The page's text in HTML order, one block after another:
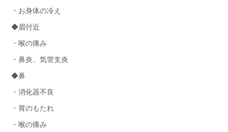
・お身体の冷え
◆眉付近
・喉の痛み
・鼻炎、気管支炎
◆鼻
・消化器不良
・胃のもたれ
・喉の痛み